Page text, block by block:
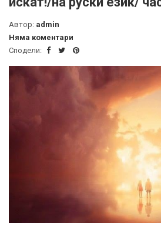
Автор: admin
Няма коментари
Сподели: